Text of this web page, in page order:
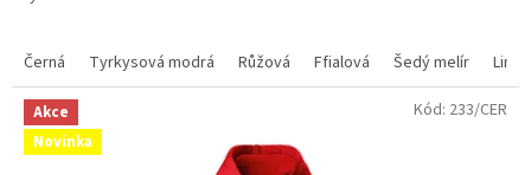
Černá Tyrkysová modrá Růžová Ffialová Šedý melír
Akce
Novinka
Kód: 233/CER